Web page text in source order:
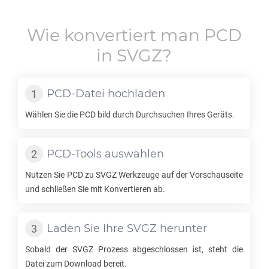
Wie konvertiert man PCD
in SVGZ?
PCD-Datei hochladen
Wählen Sie die PCD bild durch Durchsuchen Ihres Geräts.
PCD-Tools auswählen
Nutzen Sie PCDzu SVGZWerkzeuge auf der Vorschauseite
und schließen Sie mit Konvertieren ab.
Laden Sie Ihre SVGZ herunter
Sobald der SVGZProzess abgeschlossen ist, steht die
Datei zum Download bereit.